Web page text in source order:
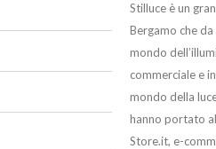
Stilluce è un
Bergamo che
mondo
commerciale e
mondo della
hanno portato
Store.it, e-